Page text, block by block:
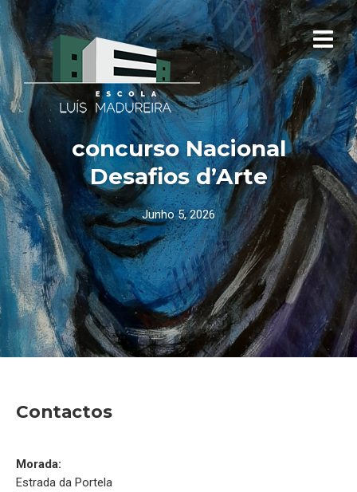
concurso Nacional
Desafios d’Arte
Junho 5, 2026
Contactos
Morada:
Estrada da Portela